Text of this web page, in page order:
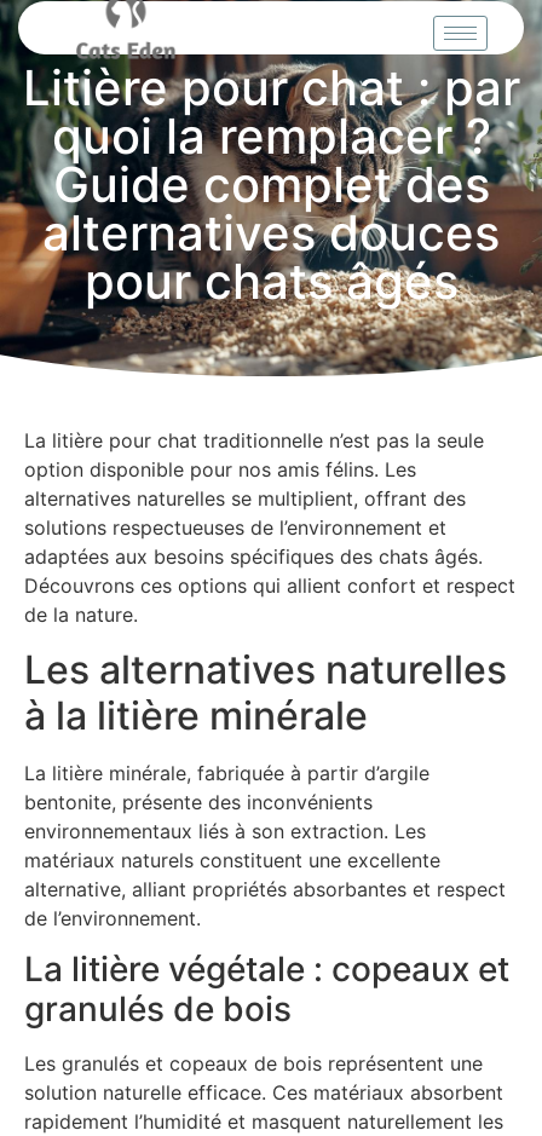
Litière pour chat : par
quoi la remplacer ?
Guide complet des
alternatives douces
pour chats âgés
La litière pour chat traditionnelle n’est pas la seule
option disponible pour nos amis félins. Les
alternatives naturelles se multiplient, offrant des
solutions respectueuses de l’environnement et
adaptées aux besoins spécifiques des chats âgés.
Découvrons ces options qui allient confort et respect
de la nature.
Les alternatives naturelles
à la litière minérale
La litière minérale, fabriquée à partir d’argile
bentonite, présente des inconvénients
environnementaux liés à son extraction. Les
matériaux naturels constituent une excellente
alternative, alliant propriétés absorbantes et respect
de l’environnement.
La litière végétale : copeaux et
granulés de bois
Les granulés et copeaux de bois représentent une
solution naturelle efficace. Ces matériaux absorbent
rapidement l’humidité et masquent naturellement les